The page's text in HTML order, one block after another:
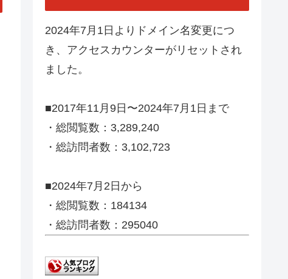
2024年7月1日よりドメイン名変更につ
き、アクセスカウンターがリセットされ
ました。
■2017年11月9日〜2024年7月1日まで
・総閲覧数：3,289,240
・総訪問者数：3,102,723
■2024年7月2日から
・総閲覧数：184134
・総訪問者数：295040